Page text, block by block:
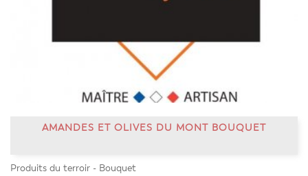
AMANDES ET OLIVES DU MONT BOUQUET
Produits du terroir - Bouquet